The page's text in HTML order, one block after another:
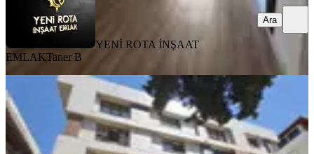
YENİ ROTA İNŞAAT
EMLAKTaner B
Ara
MANZARALI
Yeni Rota'dan Çarşı Merkezde Eşyalı
2+0 Kiralık Daire
Dulkadiroğlu, Yeni Şehir Mahallesi